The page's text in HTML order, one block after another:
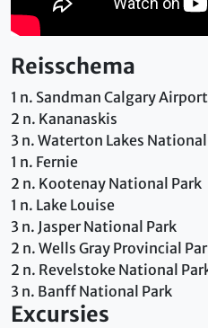
Reisschema
1 n. Sandman Calgary
2 n. Kananaskis
3 n. Waterton Lakes
1 n. Fernie
2 n. Kootenay National Park
1 n. Lake Louise
3 n. Jasper National Park
2 n. Wells Gray Provincial
2 n. Revelstoke National
3 n. Banff National Park
Excursies